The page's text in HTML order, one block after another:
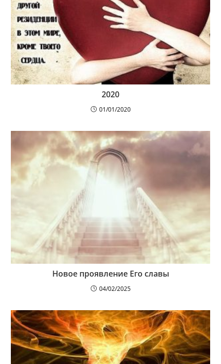
2020
01/01/2020
Новое проявление Его славы
04/02/2025